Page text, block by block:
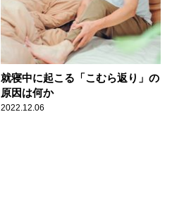
就寝中に起こる「こむら返り」の
原因は何か
2022.12.06